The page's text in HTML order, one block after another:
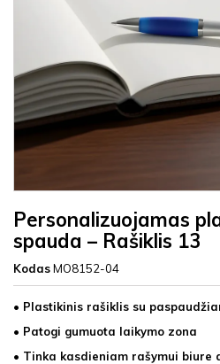
Personalizuojamas
spauda – Rašiklis 13
KodasMO8152-04
• Plastikinis rašiklis su
• Patogi gumuota laikymo zona
• Tinka kasdieniam rašymui biure